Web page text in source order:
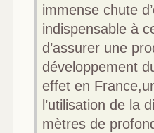
immense chute
indispensable à
d’assurer une
développement
effet en
l’utilisation de la
mètres de